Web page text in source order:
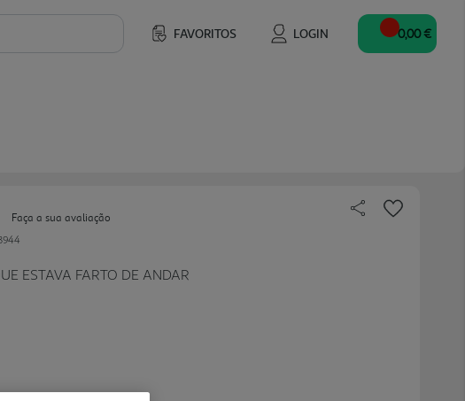
FAVORITOS LOGIN 0,00 €
Faça a sua avaliação
ESTAVA FARTO DE ANDAR